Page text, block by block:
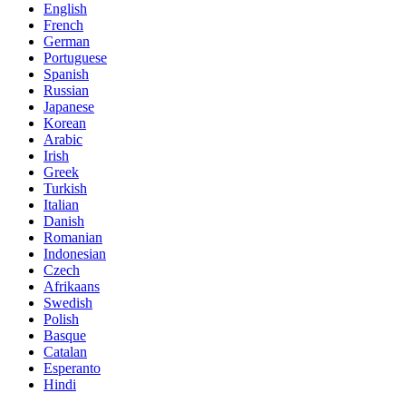
English
French
German
Portuguese
Spanish
Russian
Japanese
Korean
Arabic
Irish
Greek
Turkish
Italian
Danish
Romanian
Indonesian
Czech
Afrikaans
Swedish
Polish
Basque
Catalan
Esperanto
Hindi